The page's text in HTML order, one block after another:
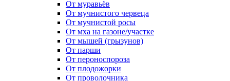
От муравьёв
От мучнистого червеца
От мучнистой росы
От мха на газоне/участке
От мышей (грызунов)
От парши
От пероноспороза
От плодожорки
От проволочника